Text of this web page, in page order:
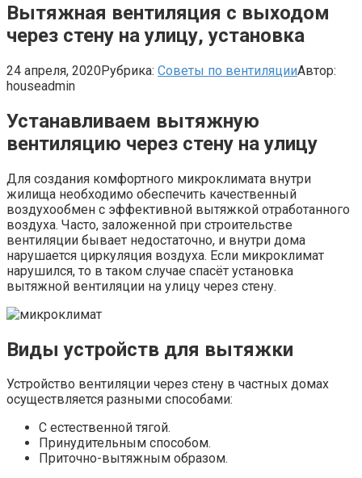
Вытяжная вентиляция с выходом
через стену на улицу, установка
24 апреля, 2020Рубрика: Советы по вентиляцииАвтор:
houseadmin
Устанавливаем вытяжную
вентиляцию через стену на улицу
Для создания комфортного микроклимата внутри
жилища необходимо обеспечить качественный
воздухообмен с эффективной вытяжкой отработанного
воздуха. Часто, заложенной при строительстве
вентиляции бывает недостаточно, и внутри дома
нарушается циркуляция воздуха. Если микроклимат
нарушился, то в таком случае спасёт установка
вытяжной вентиляции на улицу через стену.
Виды устройств для вытяжки
Устройство вентиляции через стену в частных домах
осуществляется разными способами:
С естественной тягой.
Принудительным способом.
Приточно-вытяжным образом.